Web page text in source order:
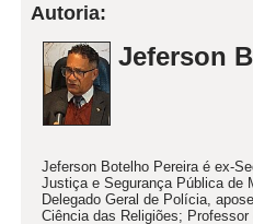
Autoria:
Jeferson
Jeferson Botelho Pereira é ex-
Justiça e Segurança Pública de
Delegado Geral de Polícia,
Ciência das Religiões; Professor